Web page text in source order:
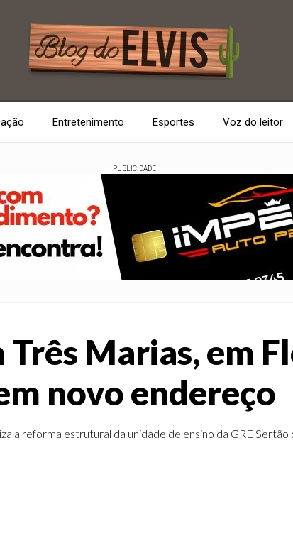
Entretenimento Esportes Voz do leitor
PUBLICIDADE
Marias, em
novo endereço
a reforma estrutural da unidade de ensino da GRE